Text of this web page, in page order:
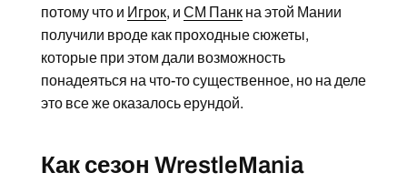
потому что и Игрок, и СМ Панкна этой Мании
получили вроде как проходные сюжеты,
которые при этом дали возможность
понадеяться на что-то существенное, но на деле
это все же оказалось ерундой.
Как сезон WrestleMania